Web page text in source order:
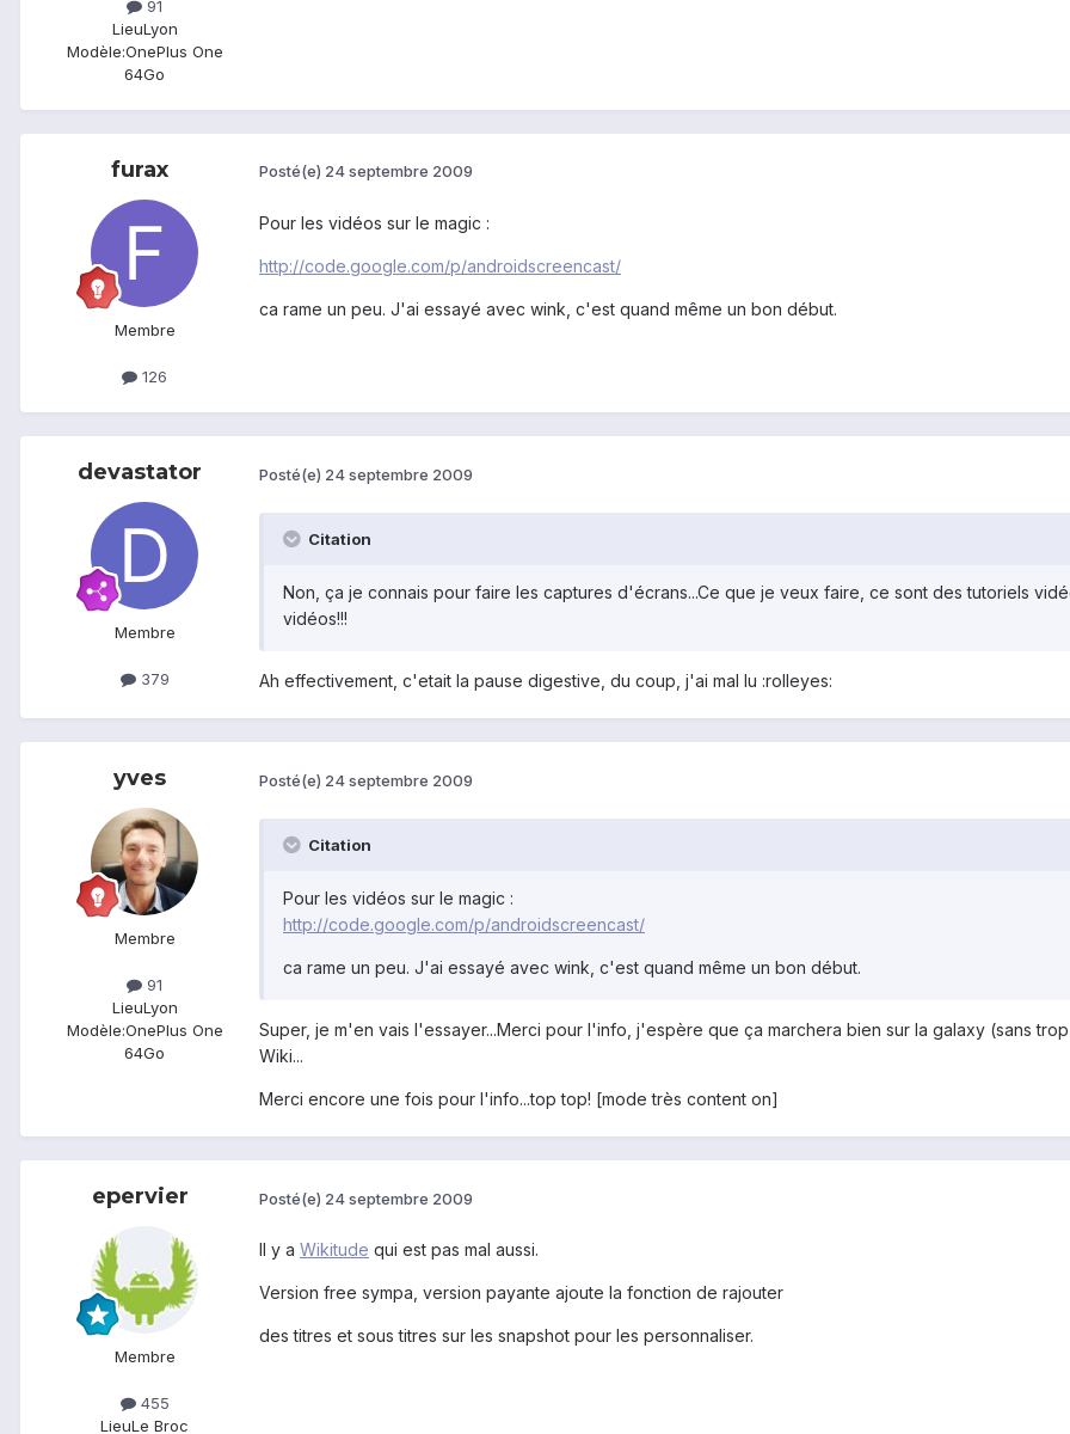
91
LieuLyon
Modèle:OnePlus One
64Go
furax
Membre
126
Posté(e) 24 septembre 2009
Pour les vidéos sur le magic :
http://code.google.com/p/androidscreencast/
ca rame un peu. J'ai essayé avec wink, c'est quand même un bon début.
devastator
Membre
379
Posté(e) 24 septembre 2009
Citation
Non, ça je connais pour faire les captures d'écrans...Ce que je veux faire, ce sont des tutoriels
vidéos!!!
Ah effectivement, c'etait la pause digestive, du coup, j'ai mal lu :rolleyes:
yves
Membre
91
LieuLyon
Modèle:OnePlus One
64Go
Posté(e) 24 septembre 2009
Citation
Pour les vidéos sur le magic :
http://code.google.com/p/androidscreencast/
ca rame un peu. J'ai essayé avec wink, c'est quand même un bon début.
Super, je m'en vais l'essayer...Merci pour l'info, j'espère que ça marchera bien sur la galaxy (sans
Wiki...
Merci encore une fois pour l'info...top top! [mode très content on]
epervier
Membre
455
LieuLe Broc
Posté(e) 24 septembre 2009
Il y a Wikitude qui est pas mal aussi.
Version free sympa, version payante ajoute la fonction de rajouter
des titres et sous titres sur les snapshot pour les personnaliser.